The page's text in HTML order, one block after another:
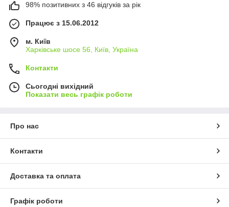
98% позитивних з 46 відгуків за рік
Працює з 15.06.2012
м. Київ
Харківське шосе 56, Київ, Україна
Контакти
Сьогодні вихідний
Показати весь графік роботи
Про нас
Контакти
Доставка та оплата
Графік роботи